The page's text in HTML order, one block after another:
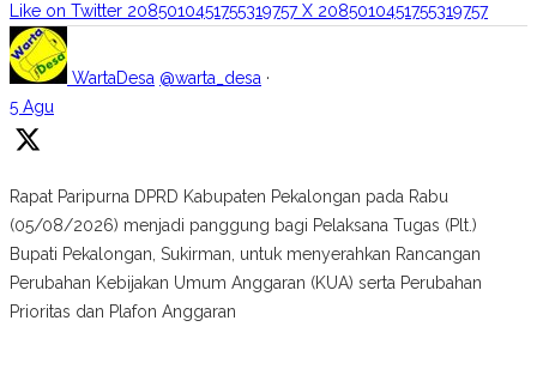
Like on Twitter 2085010451755319757 X 2085010451755319757
WartaDesa @warta_desa ·
5 Agu
Rapat Paripurna DPRD Kabupaten Pekalongan pada Rabu
(05/08/2026) menjadi panggung bagi Pelaksana Tugas (Plt.)
Bupati Pekalongan, Sukirman, untuk menyerahkan Rancangan
Perubahan Kebijakan Umum Anggaran (KUA) serta Perubahan
Prioritas dan Plafon Anggaran